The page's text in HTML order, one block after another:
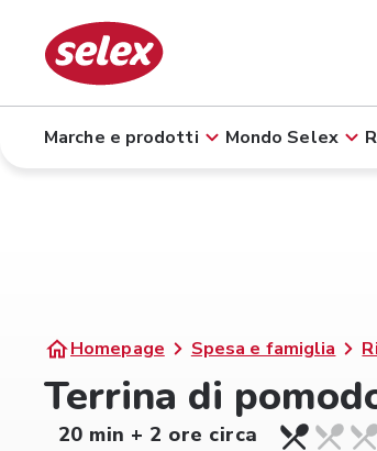
Marche e prodotti Mondo Selex
Homepage Spesa e famiglia
Terrina di
20 min + 2 ore circa